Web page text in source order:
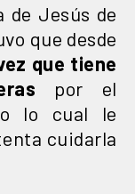
de Jesús de
que desde
que tiene
por el
lo cual le
cuidarla